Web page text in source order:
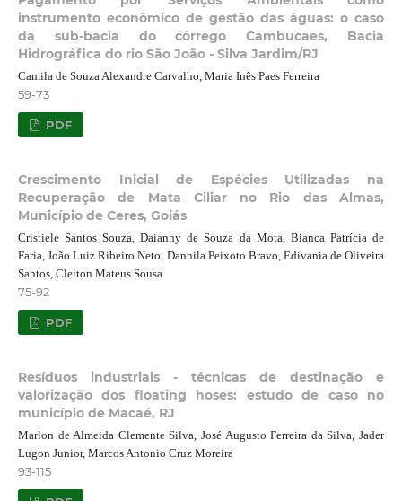
instrumento econômico de gestão das águas: o caso
da sub-bacia do córrego Cambucaes, Bacia
Hidrográfica do rio São João - Silva Jardim/RJ
Camila de Souza Alexandre Carvalho, Maria Inês Paes Ferreira
59-73
PDF
Crescimento Inicial de Espécies Utilizadas na
Recuperação de Mata Ciliar no Rio das Almas,
Município de Ceres, Goiás
Cristiele Santos Souza, Daianny de Souza da Mota, Bianca Patrícia de
Faria, João Luiz Ribeiro Neto, Dannila Peixoto Bravo, Edivania de Oliveira
Santos, Cleiton Mateus Sousa
75-92
PDF
Resíduos industriais - técnicas de destinação e
valorização dos floating hoses: estudo de caso no
município de Macaé, RJ
Marlon de Almeida Clemente Silva, José Augusto Ferreira da Silva, Jader
Lugon Junior, Marcos Antonio Cruz Moreira
93-115